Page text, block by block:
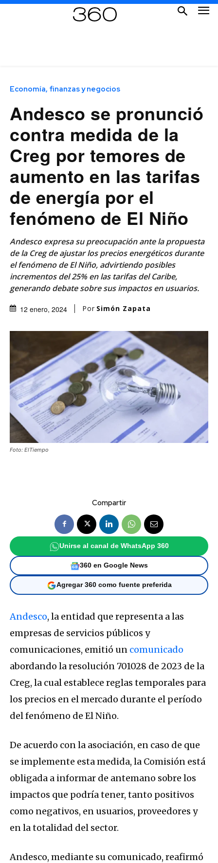
Economía, finanzas y negocios
Andesco se pronunció
contra medida de la
Creg por temores de
aumento en las tarifas
de energía por el
fenómeno de El Niño
Andesco expresa su preocupación ante la propuesta
de la Creg de ajustar los precios energéticos durante
el fenómeno de El Niño, advirtiendo posibles
incrementos del 25% en las tarifas del Caribe,
generando debate sobre sus impactos en usuarios.
12 enero, 2024 Por Simón Zapata
Foto: ElTiempo
Compartir
Unirse al canal de WhatsApp 360
360 en Google News
Agregar 360 como fuente preferida
Andesco, la entidad que representa a las
empresas de servicios públicos y
comunicaciones, emitió un comunicado
abordando la resolución 701028 de 2023 de la
Creg, la cual establece reglas temporales para
los precios en el mercado durante el período
del fenómeno de El Niño.
De acuerdo con la asociación, en caso de que
se implemente esta medida, la Comisión está
obligada a informar de antemano sobre los
impactos que podría tener, tanto positivos
como negativos, en usuarios, proveedores y
en la totalidad del sector.
Andesco, mediante su comunicado, reafirmó